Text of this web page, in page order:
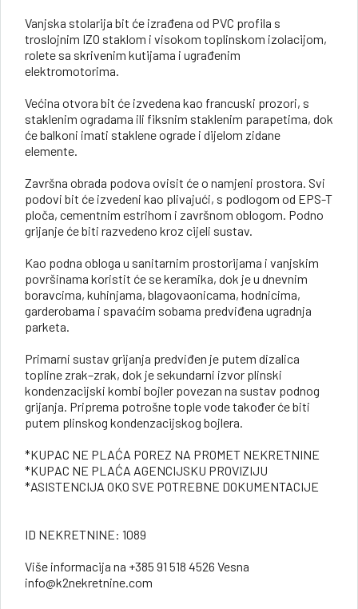
Vanjska stolarija bit će izrađena od PVC profila s
troslojnim IZO staklom i visokom toplinskom izolacijom,
rolete sa skrivenim kutijama i ugrađenim
elektromotorima.
Većina otvora bit će izvedena kao francuski prozori, s
staklenim ogradama ili fiksnim staklenim parapetima, dok
će balkoni imati staklene ograde i dijelom zidane
elemente.
Završna obrada podova ovisit će o namjeni prostora. Svi
podovi bit će izvedeni kao plivajući, s podlogom od EPS-T
ploča, cementnim estrihom i završnom oblogom. Podno
grijanje će biti razvedeno kroz cijeli sustav.
Kao podna obloga u sanitarnim prostorijama i vanjskim
površinama koristit će se keramika, dok je u dnevnim
boravcima, kuhinjama, blagovaonicama, hodnicima,
garderobama i spavaćim sobama predviđena ugradnja
parketa.
Primarni sustav grijanja predviđen je putem dizalica
topline zrak–zrak, dok je sekundarni izvor plinski
kondenzacijski kombi bojler povezan na sustav podnog
grijanja. Priprema potrošne tople vode također će biti
putem plinskog kondenzacijskog bojlera.
*KUPAC NE PLAĆA POREZ NA PROMET NEKRETNINE
*KUPAC NE PLAĆA AGENCIJSKU PROVIZIJU
*ASISTENCIJA OKO SVE POTREBNE DOKUMENTACIJE
ID NEKRETNINE: 1089
Više informacija na +385 91 518 4526 Vesna
info@k2nekretnine.com